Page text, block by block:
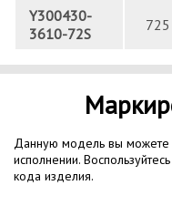
Y300430-
3610-72S
Данную модель вы можете
исполнении.
кода изделия.